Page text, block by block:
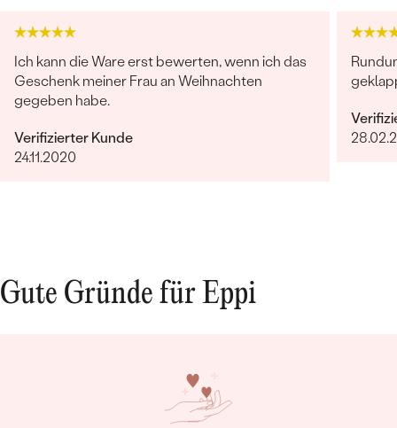
Ich kann die Ware erst bewerten, wenn ich das
Geschenk meiner Frau an Weihnachten
gegeben habe.
Verifizierter Kunde
24.11.2020
Gute Gründe für Eppi